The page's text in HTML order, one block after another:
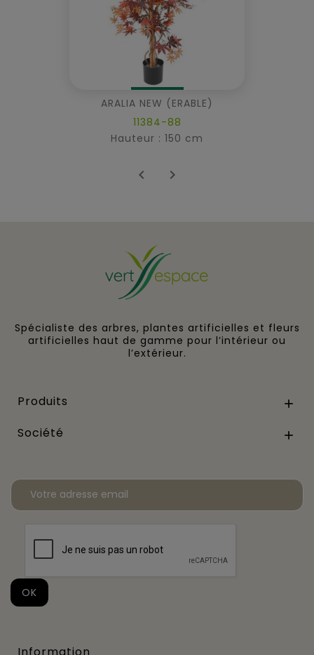
ARALIA NEW (ERABLE)
11384-88
Hauteur : 150 cm
 
Spécialiste des arbres, plantes artificielles et fleurs
artificielles haut de gamme pour l’intérieur ou
l’extérieur.
Produits 
Société 
Information